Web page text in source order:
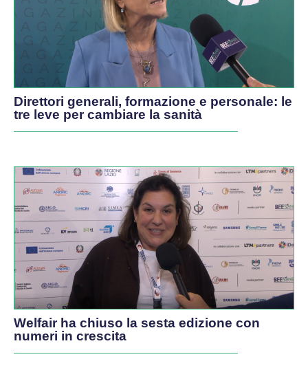
Direttori generali, formazione e personale: le
tre leve per cambiare la sanità
Welfair ha chiuso la sesta edizione con
numeri in crescita